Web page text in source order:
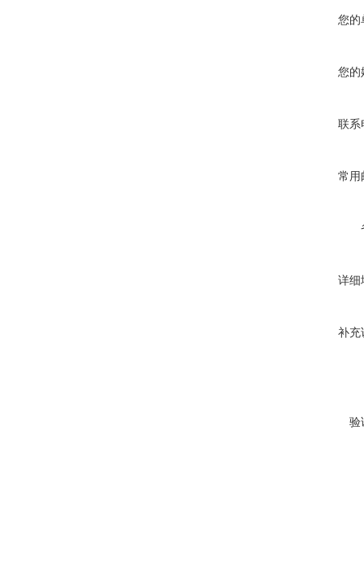
您的
您的
联系
常用
详细
补充
验